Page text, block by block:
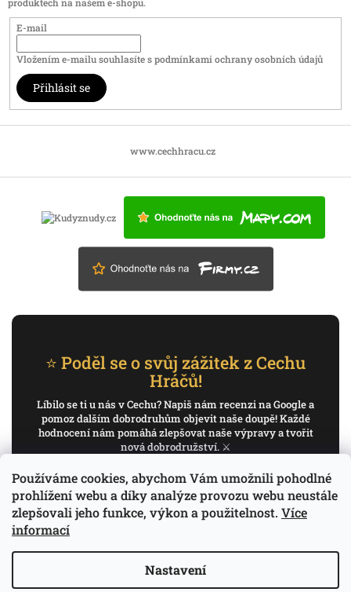
Používáme cookies, abychom Vám umožnili pohodlné
prohlížení webu a díky analýze provozu webu neustále
zlepšovali jeho funkce, výkon a použitelnost. Více
informací
Nastavení
E-mail
Vložením e-mailu souhlasíte spodmínkami ochrany osobních údajů
Přihlásit se
www.cechhracu.cz
⭐ Poděl se o svůj zážitek z Cechu
Hráčů!
Líbilo se ti u nás v Cechu? Napiš nám recenzi na Google a
pomoz dalším dobrodruhům objevit naše doupě! Každé
hodnocení nám pomáhá zlepšovat naše výpravy a tvořit
nová dobrodružství. ⚔️
✍️ Napiš recenzi na Google
Děkujeme, že pomáháš psát příběh Cechu Hráčů.